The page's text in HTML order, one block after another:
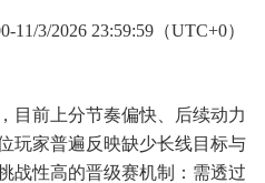
11/3/2026 23:59:59（UTC+0）
目前上分节奏偏快、后续动力
玩家普遍反映缺少长线目标与
战性高的晋级赛机制：需透过